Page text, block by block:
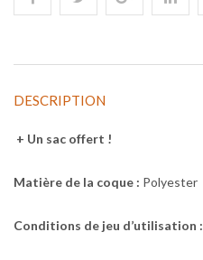
DESCRIPTION
+ Un sac offert !
Matière de la coque : Polyester
Conditions de jeu d’utilisation :